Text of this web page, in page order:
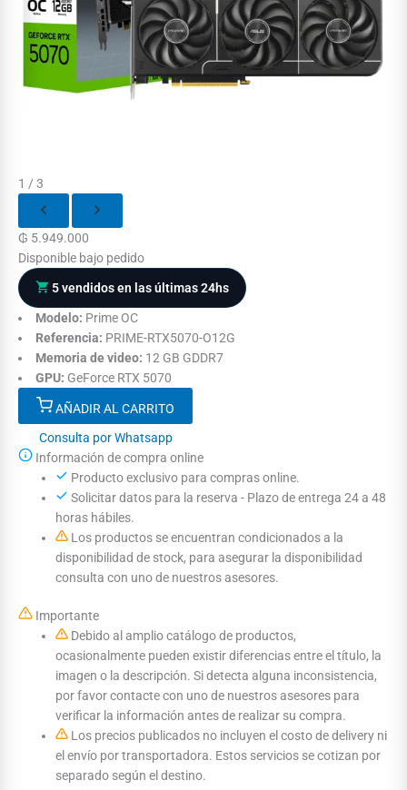
1 / 3
₲ 5.949.000
Disponible bajo pedido
5 vendidos en las últimas 24hs
Modelo: Prime OC
Referencia: PRIME-RTX5070-O12G
Memoria de video: 12 GB GDDR7
GPU: GeForce RTX 5070
AÑADIR AL CARRITO
Consulta por Whatsapp
Información de compra online
Producto exclusivo para compras online.
Solicitar datos para la reserva - Plazo de entrega 24 a 48
horas hábiles.
Los productos se encuentran condicionados a la
disponibilidad de stock, para asegurar la disponibilidad
consulta con uno de nuestros asesores.
Importante
Debido al amplio catálogo de productos,
ocasionalmente pueden existir diferencias entre el título, la
imagen o la descripción. Si detecta alguna inconsistencia,
por favor contacte con uno de nuestros asesores para
verificar la información antes de realizar su compra.
Los precios publicados no incluyen el costo de delivery ni
el envío por transportadora. Estos servicios se cotizan por
separado según el destino.